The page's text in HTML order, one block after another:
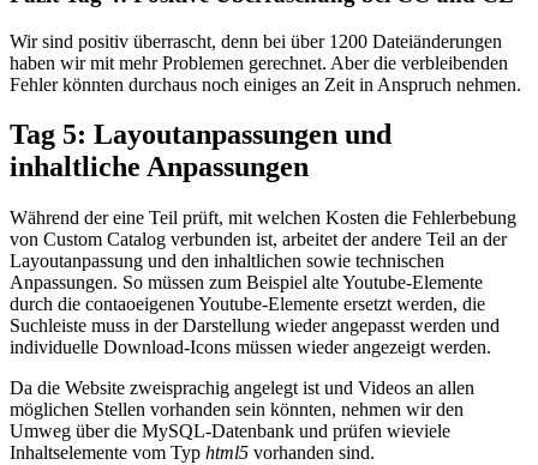
Wir sind positiv überrascht, denn bei über 1200 Dateiänderungen
haben wir mit mehr Problemen gerechnet. Aber die verbleibenden
Fehler könnten durchaus noch einiges an Zeit in Anspruch nehmen.
Tag 5: Layoutanpassungen und
inhaltliche Anpassungen
Während der eine Teil prüft, mit welchen Kosten die Fehlerbebung
von Custom Catalog verbunden ist, arbeitet der andere Teil an der
Layoutanpassung und den inhaltlichen sowie technischen
Anpassungen. So müssen zum Beispiel alte Youtube-Elemente
durch die contaoeigenen Youtube-Elemente ersetzt werden, die
Suchleiste muss in der Darstellung wieder angepasst werden und
individuelle Download-Icons müssen wieder angezeigt werden.
Da die Website zweisprachig angelegt ist und Videos an allen
möglichen Stellen vorhanden sein könnten, nehmen wir den
Umweg über die MySQL-Datenbank und prüfen wieviele
Inhaltselemente vom Typ html5 vorhanden sind.